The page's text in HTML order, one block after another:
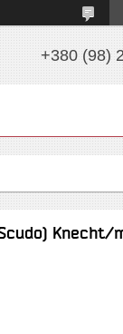
+380 (98)
Knecht/